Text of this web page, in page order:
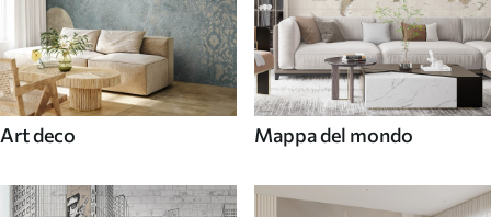
Art deco Mappa del mondo